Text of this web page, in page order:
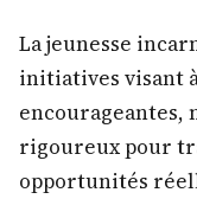
La jeunesse
initiatives visant
encourageantes,
rigoureux pour
opportunités